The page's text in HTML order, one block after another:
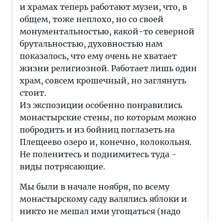
и храмах теперь работают музеи, что, в
общем, тоже неплохо, но со своей
монументальностью, какой-то северной
брутальностью, духовностью нам
показалось, что ему очень не хватает
жизни религиозной. Работает лишь один
храм, совсем крошечный, но заглянуть
стоит.
Из экспозиции особенно понравились
монастырские стены, по которым можно
побродить и из бойниц поглазеть на
Плещеево озеро и, конечно, колокольня.
Не поленитесь и поднимитесь туда -
виды потрясающие.
Мы были в начале ноября, по всему
монастырскому саду валялись яблоки и
никто не мешал ими угощаться (надо